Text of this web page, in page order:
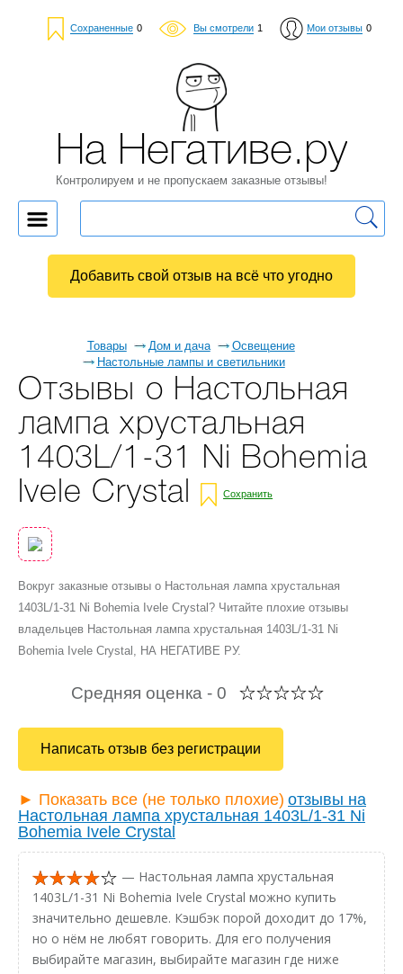
Сохраненные 0 Вы смотрели 1 Мои отзывы 0
Товары Дом и дача
Освещение
Настольные лампы и светильники
Отзывы о Настольная
лампа хрустальная
1403L/1-31 Ni Bohemia
Ivele Crystal
Сохранить
Вокруг заказные отзывы о Настольная лампа хрустальная
1403L/1-31 Ni Bohemia Ivele Crystal? Читайте плохие отзывы
владельцев Настольная лампа хрустальная 1403L/1-31 Ni
Bohemia Ivele Crystal, НА НЕГАТИВЕ РУ.
Средняя оценка - 0
Написать отзыв без регистрации
► Показать все (не только плохие) отзывы на
Настольная лампа хрустальная 1403L/1-31 Ni
Bohemia Ivele Crystal
— Настольная лампа хрустальная
1403L/1-31 Ni Bohemia Ivele Crystal можно купить
значительно дешевле. Кэшбэк порой доходит до 17%,
но о нём не любят говорить. Для его получения
выбирайте магазин, выбирайте магазин где ниже
На Негативе.ру
Контролируем и не пропускаем заказные отзывы!
Добавить свой отзыв на всё что угодно